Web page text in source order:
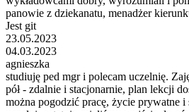
panowie z dziekanatu, menadżer
Jest git
23.05.2023
04.03.2023
agnieszka
studiuję ped mgr i polecam uczelnię.
pół - zdalnie i stacjonarnie, plan lekcji
można pogodzić pracę, życie prywatne